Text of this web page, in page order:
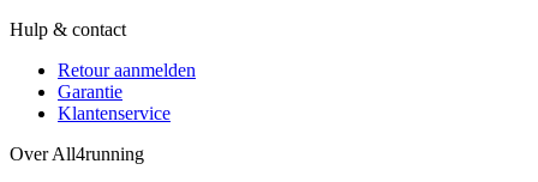
Hulp & contact
Retour aanmelden
Garantie
Klantenservice
Over All4running